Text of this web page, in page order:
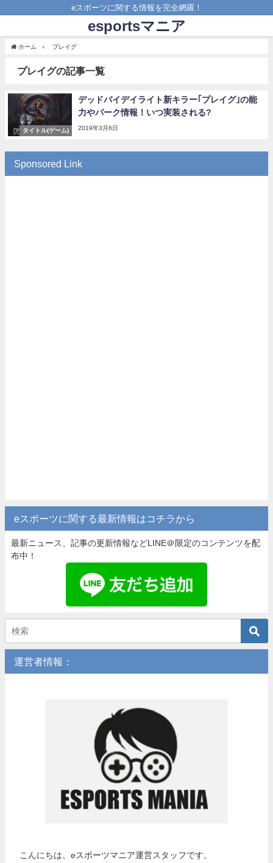
eスポーツに関する情報を完全網羅！
esportsマニア
ホーム プレイグ
プレイグの記事一覧
タイトル(ゲーム)
デッドバイデイライト新キラー｢プレイグ｣の能
力やパーク情報！いつ実装される?
2019年3月6日
Sponsored Link
eスポーツに関する最新情報はコチラから
最新ニュース、記事の更新情報などLINE＠限定のコンテンツを配
布中！
運営者情報：
こんにちは。eスポーツマニア運営スタッフです。